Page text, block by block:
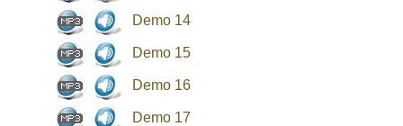
Demo 14
Demo 15
Demo 16
Demo 17